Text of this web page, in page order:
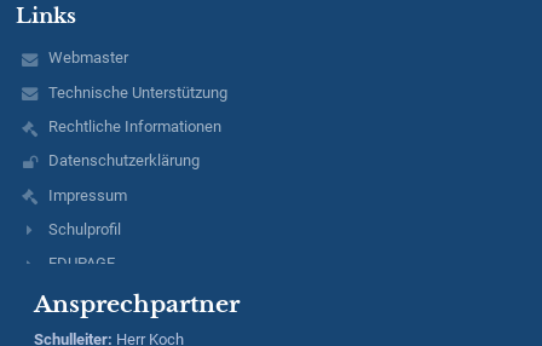
Links
Webmaster
Technische Unterstützung
Rechtliche Informationen
Datenschutzerklärung
Impressum
Schulprofil
EDUPAGE
Ansprechpartner
Schulleiter: Herr Koch